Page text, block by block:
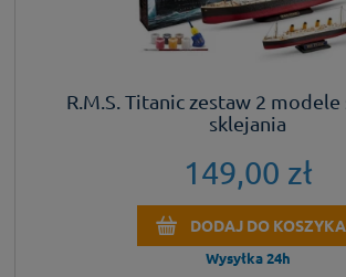
R.M.S. Titanic zestaw 2
sklejania
149,00 zł
DODAJ DO KOSZYKA
Wysyłka 24h